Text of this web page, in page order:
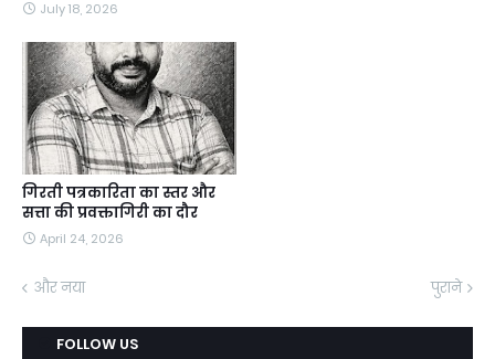
July 18, 2026
गिरती पत्रकारिता का स्तर और
सत्ता की प्रवक्तागिरी का दौर
April 24, 2026
और नया पुराने
FOLLOW US